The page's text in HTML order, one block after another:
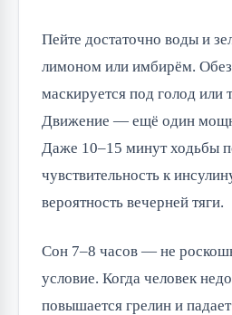
Пейте достаточно воды и
лимоном или имбирём.
маскируется под голод или
Движение — ещё один
Даже 10–15 минут ходьбы
чувствительность к
вероятность вечерней тяги.
Сон 7–8 часов — не
условие. Когда человек
повышается грелин и